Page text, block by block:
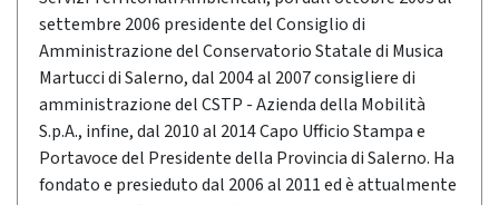
settembre 2006 presidente del Consiglio di
Amministrazione del Conservatorio Statale di Musica
Martucci di Salerno, dal 2004 al 2007 consigliere di
amministrazione del CSTP - Azienda della Mobilità
S.p.A., infine, dal 2010 al 2014 Capo Ufficio Stampa e
Portavoce del Presidente della Provincia di Salerno. Ha
fondato e presieduto dal 2006 al 2011 ed è attualmente